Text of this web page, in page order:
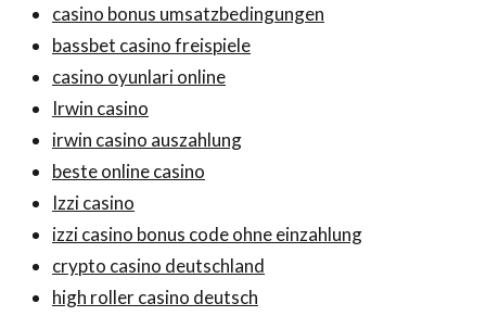
casino bonus umsatzbedingungen
bassbet casino freispiele
casino oyunlari online
Irwin casino
irwin casino auszahlung
beste online casino
Izzi casino
izzi casino bonus code ohne einzahlung
crypto casino deutschland
high roller casino deutsch